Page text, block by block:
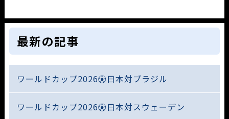
最新の記事
ワールドカップ2026⚽日本対ブラジル
ワールドカップ2026⚽日本対スウェーデン